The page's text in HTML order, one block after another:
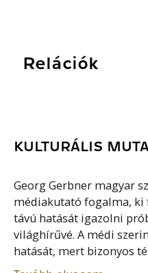
Relációk
KULTURÁLIS
Georg Gerbner magyar
médiakutató fogalma, ki
távú hatását igazolni
világhírűvé. A médi
hatását, mert bizonyos